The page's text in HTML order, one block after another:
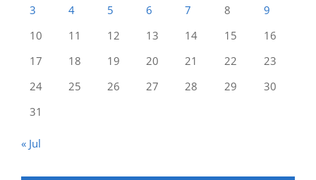
3
4 5 6 7 8
9
10
11 12 13 14 15
16
17
18 19 20 21 22
23
24
25 26 27 28 29
30
31
« Jul